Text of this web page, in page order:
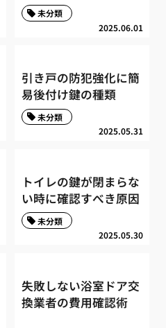
2025.06.01
未分類
引き戸の防犯強化に簡
易後付け鍵の種類
2025.05.31
未分類
トイレの鍵が閉まらな
い時に確認すべき原因
2025.05.30
未分類
失敗しない浴室ドア交
換業者の費用確認術